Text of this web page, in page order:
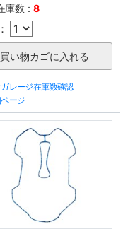
庫数：8
レージ在庫数確認
ージ